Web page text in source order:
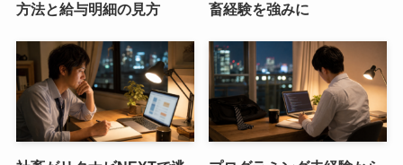
方法と給与明細の見方
畜経験を強みに